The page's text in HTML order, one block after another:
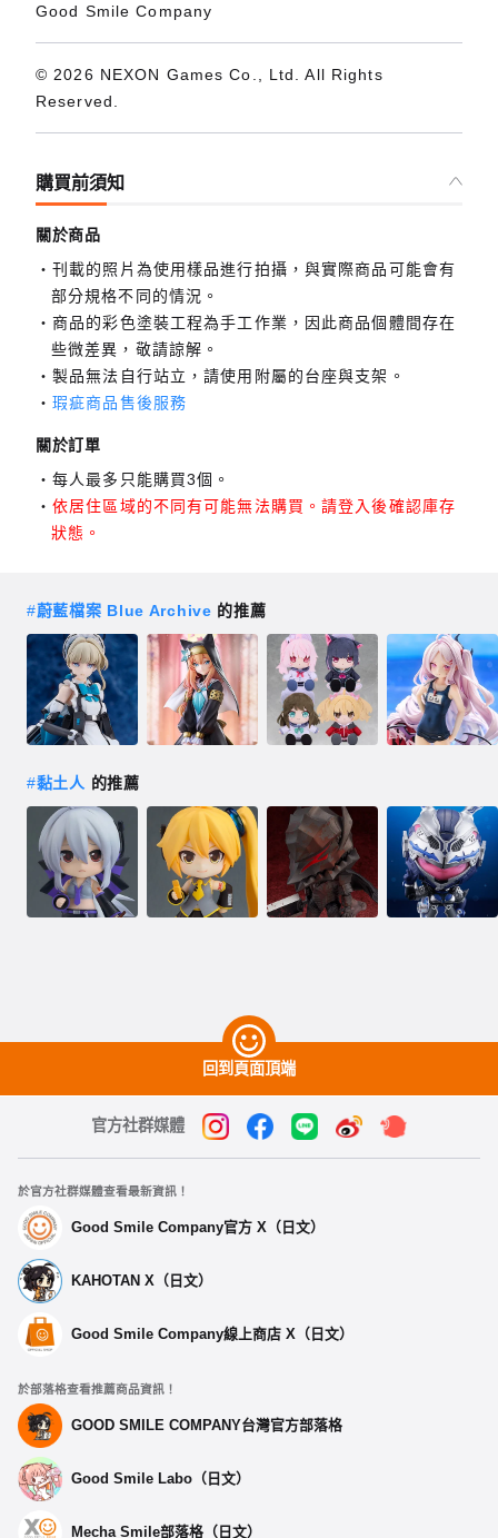
Good Smile Company
© 2026 NEXON Games Co., Ltd. All Rights
Reserved.
購買前須知
關於商品
刊載的照片為使用樣品進行拍攝，與實際商品可能會有
部分規格不同的情況。
商品的彩色塗裝工程為手工作業，因此商品個體間存在
些微差異，敬請諒解。
製品無法自行站立，請使用附屬的台座與支架。
瑕疵商品售後服務
關於訂單
每人最多只能購買3個。
依居住區域的不同有可能無法購買。請登入後確認庫存
狀態。
#蔚藍檔案 Blue Archive 的推薦
#黏土人 的推薦
回到頁面頂端
官方社群媒體
於官方社群媒體查看最新資訊！
Good Smile Company官方 X（日文）
KAHOTAN X（日文）
Good Smile Company線上商店 X（日文）
於部落格查看推薦商品資訊！
GOOD SMILE COMPANY台灣官方部落格
Good Smile Labo（日文）
Mecha Smile部落格（日文）